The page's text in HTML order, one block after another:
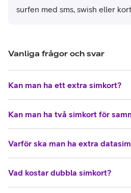
surfen med sms, swish eller
Vanliga frågor och svar
Kan man ha ett extra simkort?
Kan man ha två simkort för
Varför ska man ha extra
Vad kostar dubbla simkort?